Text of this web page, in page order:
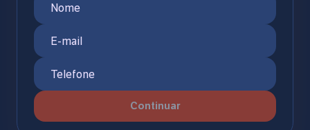
Nome
E-mail
Telefone
Continuar